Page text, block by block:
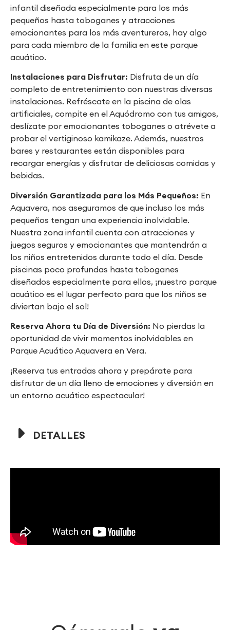
infantil diseñada especialmente para los más
pequeños hasta toboganes y atracciones
emocionantes para los más aventureros, hay algo
para cada miembro de la familia en este parque
acuático.
Instalaciones para Disfrutar: Disfruta de un día
completo de entretenimiento con nuestras diversas
instalaciones. Refréscate en la piscina de olas
artificiales, compite en el Aquódromo con tus amigos,
deslízate por emocionantes toboganes o atrévete a
probar el vertiginoso kamikaze. Además, nuestros
bares y restaurantes están disponibles para
recargar energías y disfrutar de deliciosas comidas y
bebidas.
Diversión Garantizada para los Más Pequeños: En
Aquavera, nos aseguramos de que incluso los más
pequeños tengan una experiencia inolvidable.
Nuestra zona infantil cuenta con atracciones y
juegos seguros y emocionantes que mantendrán a
los niños entretenidos durante todo el día. Desde
piscinas poco profundas hasta toboganes
diseñados especialmente para ellos, ¡nuestro parque
acuático es el lugar perfecto para que los niños se
diviertan bajo el sol!
Reserva Ahora tu Día de Diversión: No pierdas la
oportunidad de vivir momentos inolvidables en
Parque Acuático Aquavera en Vera.
¡Reserva tus entradas ahora y prepárate para
disfrutar de un día lleno de emociones y diversión en
un entorno acuático espectacular!
DETALLES